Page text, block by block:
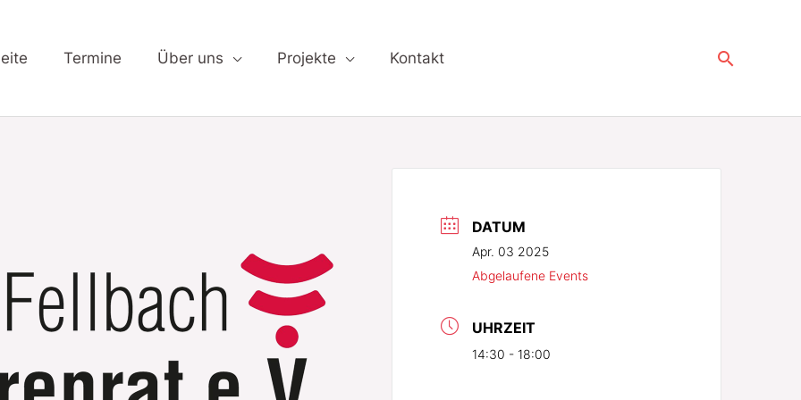
Termine Über uns Projekte Kontakt Suchen
DATUM
Apr. 03 2025
Abgelaufene Events
UHRZEIT
14:30 - 18:00